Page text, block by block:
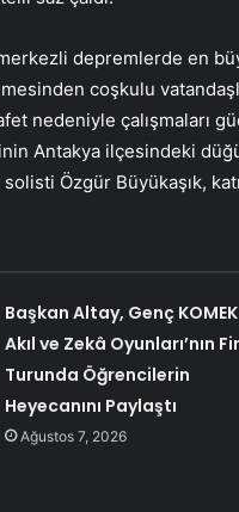
depremlerde en
coşkulu
nedeniyle çalışmaları
Antakya ilçesindeki
Özgür Büyükaşık,
Başkan Altay, Genç KOMEK
Akıl ve Zekâ Oyunları’nın
Turunda Öğrencilerin
Heyecanını Paylaştı
Ağustos 7, 2026